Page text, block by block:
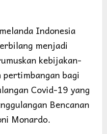
Indonesia
menjadi
kebijakan-
bagi
Covid-19 yang
Bencanan
Monardo.